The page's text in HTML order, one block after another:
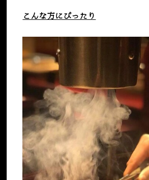
こんな方にぴったり